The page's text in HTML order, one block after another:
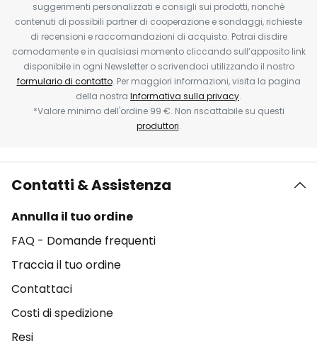
suggerimenti personalizzati e consigli sui prodotti, nonché
contenuti di possibili partner di cooperazione e sondaggi, richieste
di recensioni e raccomandazioni di acquisto. Potrai disdire
comodamente e in qualsiasi momento cliccando sull’apposito link
disponibile in ogni Newsletter o scrivendoci utilizzando il nostro
formulario di contatto. Per maggiori informazioni, visita la pagina
della nostra Informativa sulla privacy.
*Valore minimo dell'ordine 99 €. Non riscattabile su questi
produttori.
Contatti & Assistenza
Annulla il tuo ordine
FAQ - Domande frequenti
Traccia il tuo ordine
Contattaci
Costi di spedizione
Resi